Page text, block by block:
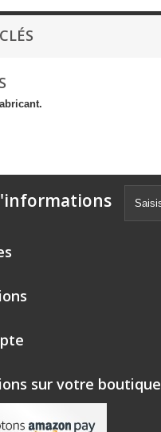
sur votre boutique